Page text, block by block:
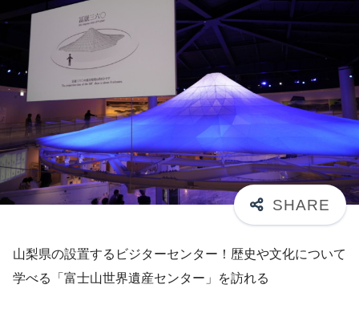
山梨県の設置するビジターセンター！歴史や文化について
学べる「富士山世界遺産センター」を訪れる